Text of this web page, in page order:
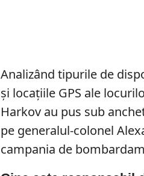
Analizând tipurile de
și locațiile GPS ale
Harkov au pus sub
pe generalul-colonel
campania de